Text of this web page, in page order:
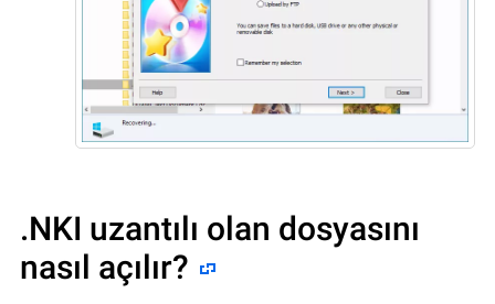
.NKI uzantılı olan dosyasını
nasıl açılır?